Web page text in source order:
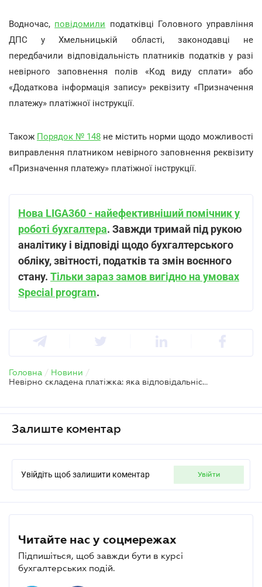
Водночас, повідомили податківці Головного управління
ДПС у Хмельницькій області, законодавці не
передбачили відповідальність платників податків у разі
невірного заповнення полів «Код виду сплати» або
«Додаткова інформація запису» реквізиту «Призначення
платежу» платіжної інструкції.
Також Порядок № 148 не містить норми щодо можливості
виправлення платником невірного заповнення реквізиту
«Призначення платежу» платіжної інструкції.
Нова LIGA360 - найефективніший помічник у
роботі бухгалтера. Завжди тримай під рукою
аналітику і відповіді щодо бухгалтерського
обліку, звітності, податків та змін воєнного
стану. Тільки зараз замов вигідно на умовах
Special program.
Головна / Новини /
Невірно складена платіжка: яка відповідальність передбачена
Залиште коментар
Увійдіть щоб залишити коментар увійти
Читайте нас у соцмережах
Підпишіться, щоб завжди бути в курсі
бухгалтерських подій.